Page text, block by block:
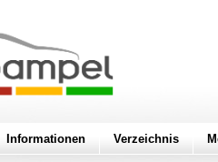
Informationen Verzeichnis